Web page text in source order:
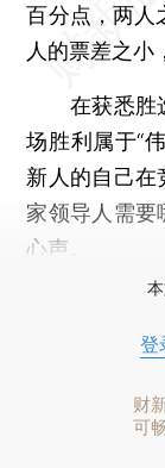
百分点，两人
人的票差之小
在获悉胜选
场胜利属于“
新人的自己在
家领导人需要
心声。
登
财
可